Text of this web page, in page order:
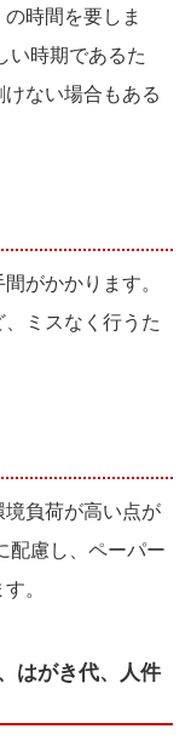
時間を要しま
い時期であるた
ない場合もある
がかかります。
ミスなく行うた
負荷が高い点が
配慮し、ペーパー
。
はがき代、人件